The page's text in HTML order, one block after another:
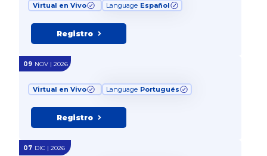
Virtual en Vivo Language Español
Registro
09 NOV | 2026
Virtual en Vivo Language Portugués
Registro
07 DIC | 2026